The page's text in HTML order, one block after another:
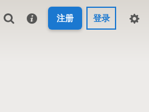
注册 登录